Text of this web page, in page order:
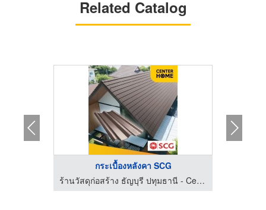
Related Catalog
กระเบื้องหลังคา SCG
ร้านวัสดุก่อสร้าง ธัญบุรี ปทุมธานี - Center Home